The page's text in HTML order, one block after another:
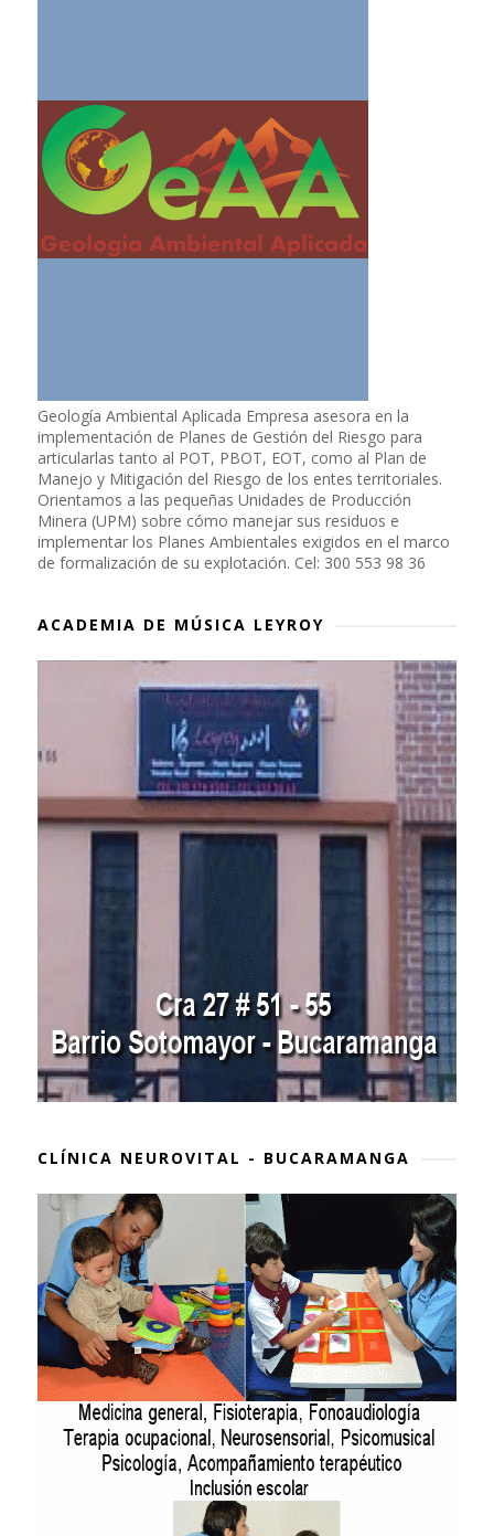
Geología Ambiental Aplicada Empresa asesora en la
implementación de Planes de Gestión del Riesgo para
articularlas tanto al POT, PBOT, EOT, como al Plan de
Manejo y Mitigación del Riesgo de los entes territoriales.
Orientamos a las pequeñas Unidades de Producción
Minera (UPM) sobre cómo manejar sus residuos e
implementar los Planes Ambientales exigidos en el marco
de formalización de su explotación. Cel: 300 553 98 36
ACADEMIA DE MÚSICA LEYROY
CLÍNICA NEUROVITAL - BUCARAMANGA